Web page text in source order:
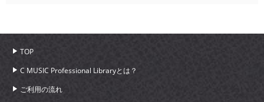
TOP
C MUSIC Professional Libraryとは？
ご利用の流れ